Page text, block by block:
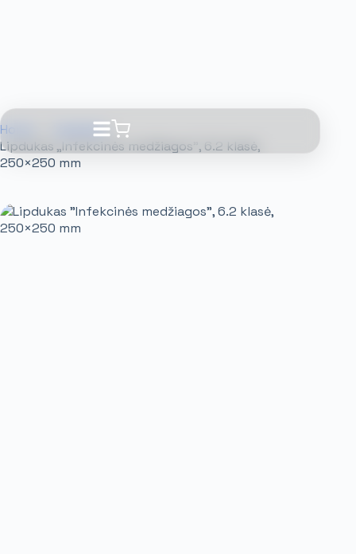
Home
Lipdukai
Lipdukas „Infekcinės medžiagos”, 6.2 klasė,
250×250 mm